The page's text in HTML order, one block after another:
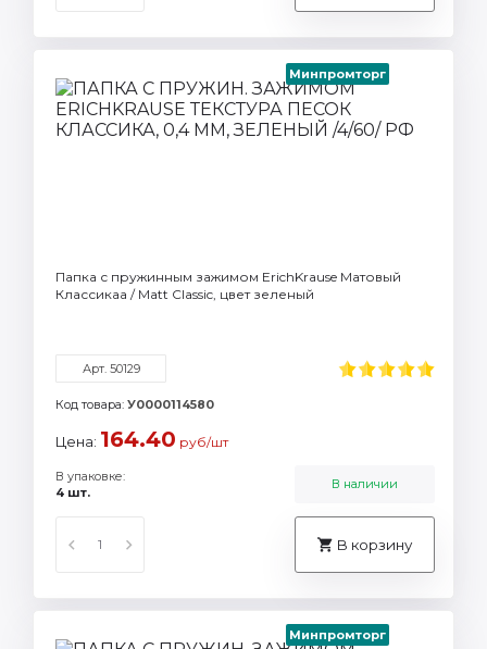
Минпромторг
Папка с пружинным зажимом ErichKrause Матовый
Классикаа / Matt Classic, цвет зеленый
Арт. 50129
Код товара: У0000114580
Цена: 164.40 руб/шт
В упаковке:
4 шт.
В наличии
В корзину
Минпромторг